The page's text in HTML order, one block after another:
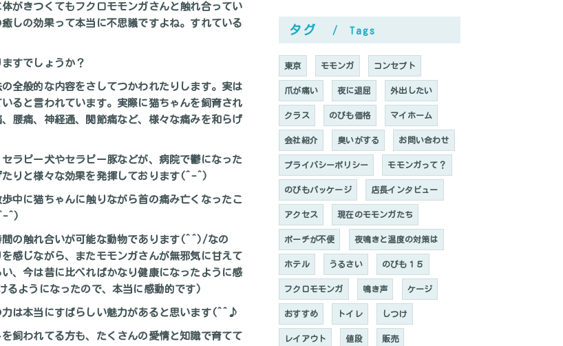
がきつくてもフクロモモンガさんと触れ合ってい
しの効果って本当に不思議ですよね。すれている
すでしょうか？
全般的な内容をさしてつかわれたりします。実は
ると言われています。実際に猫ちゃんを飼育され
腰痛、神経通、関節痛など、様々な痛みを和らげ
ラピー犬やセラピー豚などが、病院で鬱になった
りと様々な効果を発揮しております(^-^)
中に猫ちゃんに触りながら首の痛み亡くなったこ
^)
の触れ合いが可能な動物であります(^^)/なの
感じながら、またモモンガさんが無邪気に甘えて
、今は昔に比べればかなり健康になったように感
るようになったので、本当に感動的です)
は本当にすばらしい魅力があると思います(^^♪
飼われてる方も、たくさんの愛情と知識で育てて
タグ Tags
東京 モモンガ コンセプト
爪が痛い 夜に退屈 外出したい
クラス のびも価格 マイホーム
会社紹介 臭いがする お問い合わせ
プライバシーポリシー モモンガって？
のびもパッケージ 店長インタビュー
アクセス 現在のモモンガたち
ポーチが不便 夜鳴きと温度の対策は
ホテル うるさい のびも１５
フクロモモンガ 鳴き声 ケージ
おすすめ トイレ しつけ
レイアウト 値段 販売